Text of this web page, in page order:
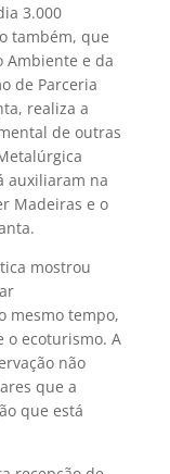
3.000
também, que
Ambiente e da
de Parceria
realiza a
de outras
auxiliaram na
Madeiras e o
mostrou
mesmo tempo,
o ecoturismo. A
não
que a
que está